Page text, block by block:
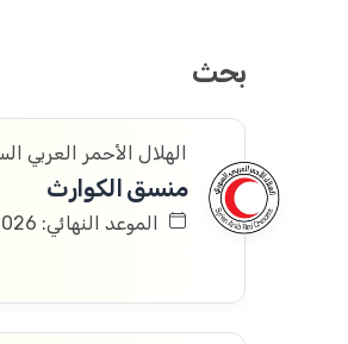
بحث
الهلال الأحمر العربي
منسق الكوارث
الموعد النهائي: 10/08/2026